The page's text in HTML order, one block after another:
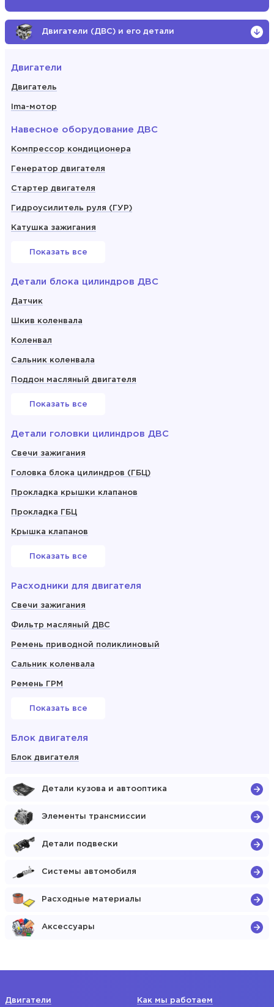
Двигатели (ДВС) и его детали
Двигатели
Двигатель
Ima-мотор
Навесное оборудование ДВС
Компрессор кондиционера
Генератор двигателя
Стартер двигателя
Гидроусилитель руля (ГУР)
Катушка зажигания
Показать все
Детали блока цилиндров ДВС
Датчик
Шкив коленвала
Коленвал
Сальник коленвала
Поддон масляный двигателя
Показать все
Детали головки цилиндров ДВС
Свечи зажигания
Головка блока цилиндров (ГБЦ)
Прокладка крышки клапанов
Прокладка ГБЦ
Крышка клапанов
Показать все
Расходники для двигателя
Свечи зажигания
Фильтр масляный ДВС
Ремень приводной поликлиновый
Сальник коленвала
Ремень ГРМ
Показать все
Блок двигателя
Блок двигателя
Детали кузова и автооптика
Элементы трансмиссии
Детали подвески
Системы автомобиля
Расходные материалы
Аксессуары
Двигатели Как мы работаем